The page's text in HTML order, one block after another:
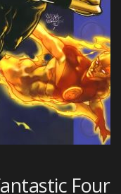
Four